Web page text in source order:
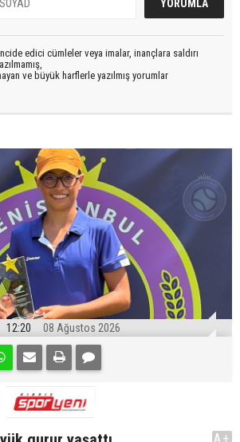
edici cümleler veya imalar, inançlara saldırı
ve büyük harflerle yazılmış yorumlar
12:20 08 Ağustos 2026
A+